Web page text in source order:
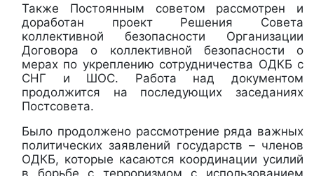
Также Постоянным советом рассмотрен и
доработан проект Решения Совета
коллективной безопасности Организации
Договора о коллективной безопасности о
мерах по укреплению сотрудничества ОДКБ с
СНГ и ШОС. Работа над документом
продолжится на последующих заседаниях
Постсовета.
Было продолжено рассмотрение ряда важных
политических заявлений государств – членов
ОДКБ, которые касаются координации усилий
в борьбе с терроризмом с использованием